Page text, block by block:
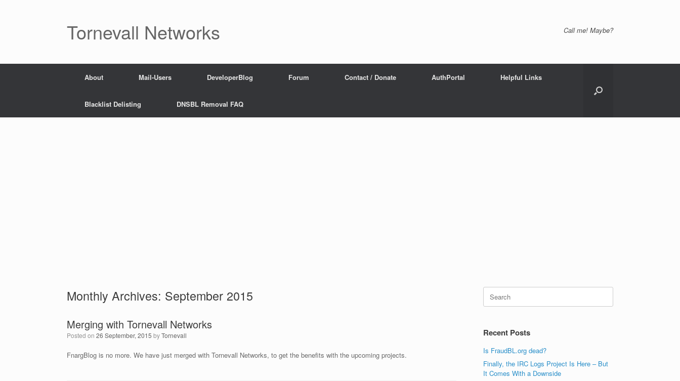
Tornevall Networks Call me! Maybe?
About Mail-Users DeveloperBlog Forum Contact / Donate AuthPortal Helpful Links
Blacklist Delisting DNSBL Removal FAQ
Monthly Archives: September 2015
Merging with Tornevall Networks
Posted on 26 September, 2015 byTornevall
FnargBlog is no more. We have just merged with Tornevall Networks, to get the benefits with the upcoming projects.
Search
for:
Recent Posts
Is FraudBL.org dead?
Finally, the IRC Logs Project Is Here – But
It Comes With a Downside